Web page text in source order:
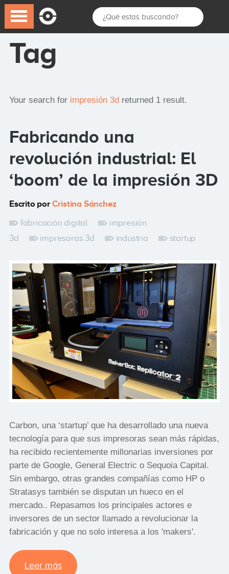
Tag
Your search for impresión 3dreturned 1 result.
Fabricando una
revolución industrial: El
‘boom’ de la impresión 3D
Escrito por Cristina Sánchez
fabricación digital
impresión
3d
impresoras 3d industria startup
Carbon, una ‘startup’ que ha desarrollado una nueva
tecnología para que sus impresoras sean más rápidas,
ha recibido recientemente millonarias inversiones por
parte de Google, General Electric o Sequoia Capital.
Sin embargo, otras grandes compañías como HP o
Stratasys también se disputan un hueco en el
mercado.. Repasamos los principales actores e
inversores de un sector llamado a revolucionar la
fabricación y que no solo interesa a los 'makers'.
Leer más